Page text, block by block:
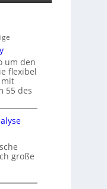
um den
flexibel
55 des
große